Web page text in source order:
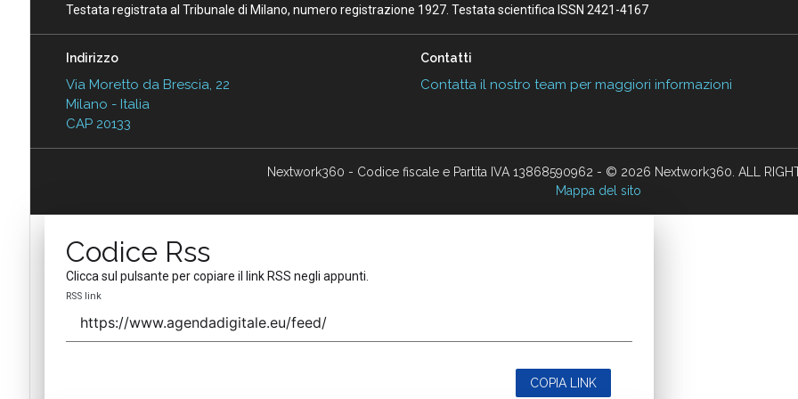
Testata registrata al Tribunale di Milano, numero registrazione 1927. Testata scientifica ISSN 2421-4167
Indirizzo
Via Moretto da Brescia, 22
Milano - Italia
CAP 20133
Contatti
Contatta il nostro team per maggiori informazioni
Nextwork360 - Codice fiscale e Partita IVA 13868590962 - © 2026 Nextwork360. ALL
Mappa del sito
Codice Rss
Clicca sul pulsante per copiare il link RSS negli appunti.
RSS link
COPIA LINK